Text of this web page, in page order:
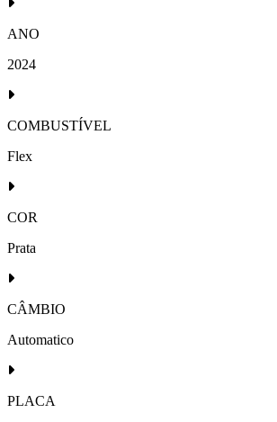
ANO
2024
COMBUSTÍVEL
Flex
COR
Prata
CÂMBIO
Automatico
PLACA